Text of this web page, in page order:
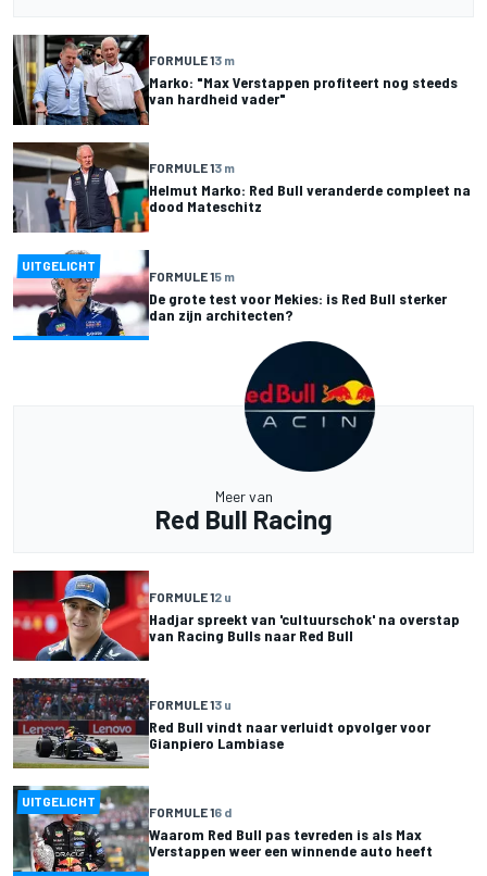
FORMULE 13 m
Marko: "Max Verstappen profiteert nog steeds
van hardheid vader"
FORMULE 13 m
Helmut Marko: Red Bull veranderde compleet na
dood Mateschitz
UITGELICHT
FORMULE 15 m
De grote test voor Mekies: is Red Bull sterker
dan zijn architecten?
Meer van
Red Bull Racing
FORMULE 12 u
Hadjar spreekt van 'cultuurschok' na overstap
van Racing Bulls naar Red Bull
FORMULE 13 u
Red Bull vindt naar verluidt opvolger voor
Gianpiero Lambiase
UITGELICHT
FORMULE 16 d
Waarom Red Bull pas tevreden is als Max
Verstappen weer een winnende auto heeft